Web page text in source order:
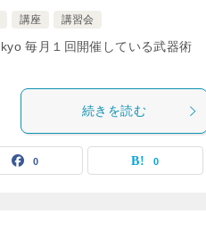
講座 講習会
毎月１回開催している武器術
続きを読む
0 0